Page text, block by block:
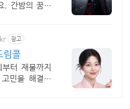
. 간밤의 꿈에
광고
림콜
터 재물까지
민을 해결해